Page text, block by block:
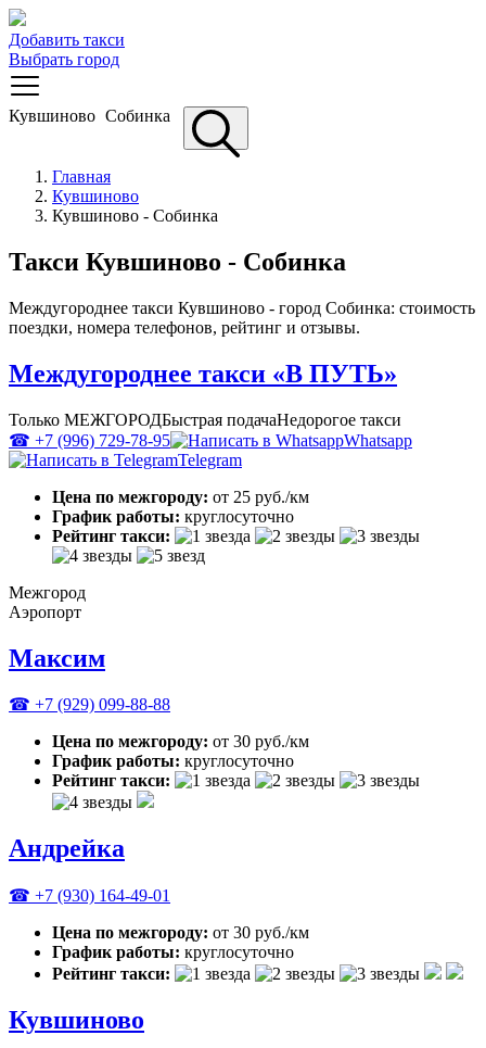
Добавить такси
Выбрать город
Кувшиново Собинка
Главная
Кувшиново
Кувшиново - Собинка
Такси Кувшиново - Собинка
Междугороднее такси Кувшиново - город Собинка: стоимость
поездки, номера телефонов, рейтинг и отзывы.
Междугороднее такси «В ПУТЬ»
Только МЕЖГОРОДБыстрая подачаНедорогое такси
☎ +7 (996) 729-78-95
Whatsapp
Telegram
Цена по межгороду: от 25 руб./км
График работы: круглосуточно
Рейтинг такси:
Межгород
Аэропорт
Максим
☎ +7 (929) 099-88-88
Цена по межгороду: от 30 руб./км
График работы: круглосуточно
Рейтинг такси:
Андрейка
☎ +7 (930) 164-49-01
Цена по межгороду: от 30 руб./км
График работы: круглосуточно
Рейтинг такси:
Кувшиново